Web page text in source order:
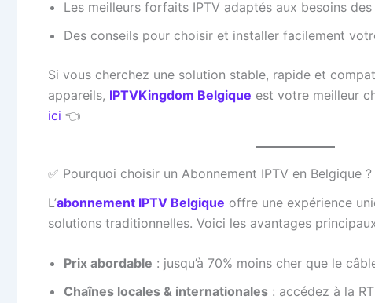
Les meilleurs forfaits IPTV adaptés aux besoins des
Des conseils pour choisir et installer facilement
Si vous cherchez une solution stable, rapide et
appareils, IPTVKingdom Belgique est votre meilleur
ici 👈
✅ Pourquoi choisir un Abonnement IPTV en Belgique ?
L’abonnement IPTV Belgique offre une expérience
solutions traditionnelles. Voici les avantages
Prix abordable : jusqu’à 70% moins cher que le
Chaînes locales & internationales : accédez à la